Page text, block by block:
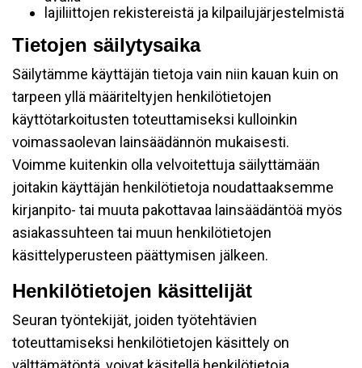
lajiliittojen rekistereistä ja kilpailujärjestelmistä
Tietojen säilytysaika
Säilytämme käyttäjän tietoja vain niin kauan kuin on
tarpeen yllä määriteltyjen henkilötietojen
käyttötarkoitusten toteuttamiseksi kulloinkin
voimassaolevan lainsäädännön mukaisesti.
Voimme kuitenkin olla velvoitettuja säilyttämään
joitakin käyttäjän henkilötietoja noudattaaksemme
kirjanpito- tai muuta pakottavaa lainsäädäntöä myös
asiakassuhteen tai muun henkilötietojen
käsittelyperusteen päättymisen jälkeen.
Henkilötietojen käsittelijät
Seuran työntekijät, joiden työtehtävien
toteuttamiseksi henkilötietojen käsittely on